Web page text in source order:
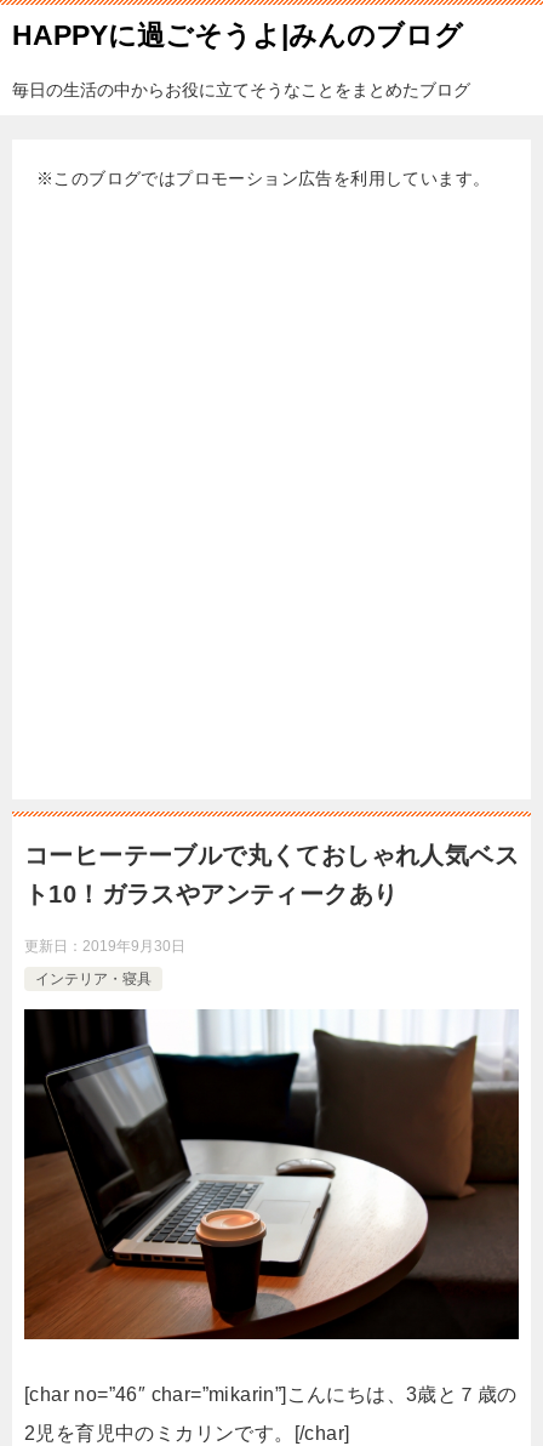
HAPPYに過ごそうよ|みんのブログ
毎日の生活の中からお役に立てそうなことをまとめたブログ
※このブログではプロモーション広告を利用しています。
コーヒーテーブルで丸くておしゃれ人気ベス
ト10！ガラスやアンティークあり
更新日： 2019年9月30日
インテリア・寝具
[char no=”46″ char=”mikarin”]こんにちは、3歳と７歳の
2児を育児中のミカリンです。[/char]